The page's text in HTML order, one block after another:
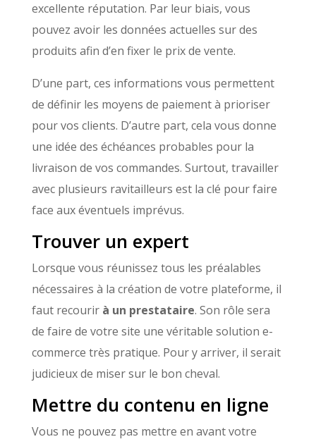
excellente réputation. Par leur biais, vous
pouvez avoir les données actuelles sur des
produits afin d’en fixer le prix de vente.
D’une part, ces informations vous permettent
de définir les moyens de paiement à prioriser
pour vos clients. D’autre part, cela vous donne
une idée des échéances probables pour la
livraison de vos commandes. Surtout, travailler
avec plusieurs ravitailleurs est la clé pour faire
face aux éventuels imprévus.
Trouver un expert
Lorsque vous réunissez tous les préalables
nécessaires à la création de votre plateforme, il
faut recourirà un prestataire. Son rôle sera
de faire de votre site une véritable solution e-
commerce très pratique. Pour y arriver, il serait
judicieux de miser sur le bon cheval.
Mettre du contenu en ligne
Vous ne pouvez pas mettre en avant votre